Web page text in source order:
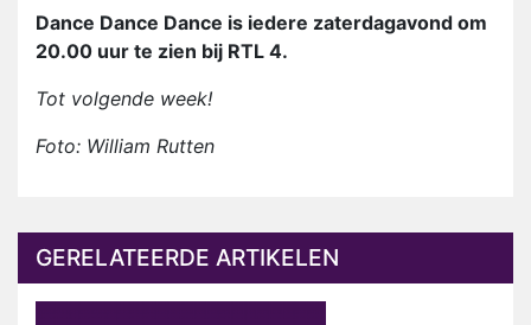
Dance Dance Dance is iedere zaterdagavond om
20.00 uur te zien bij RTL 4.
Tot volgende week!
Foto: William Rutten
GERELATEERDE ARTIKELEN